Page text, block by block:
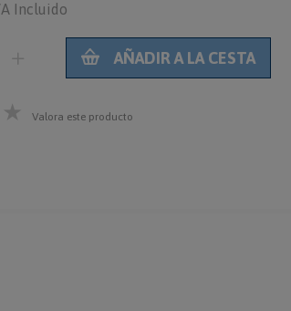
Incluido
AÑADIR A LA CESTA
★ Valora este producto